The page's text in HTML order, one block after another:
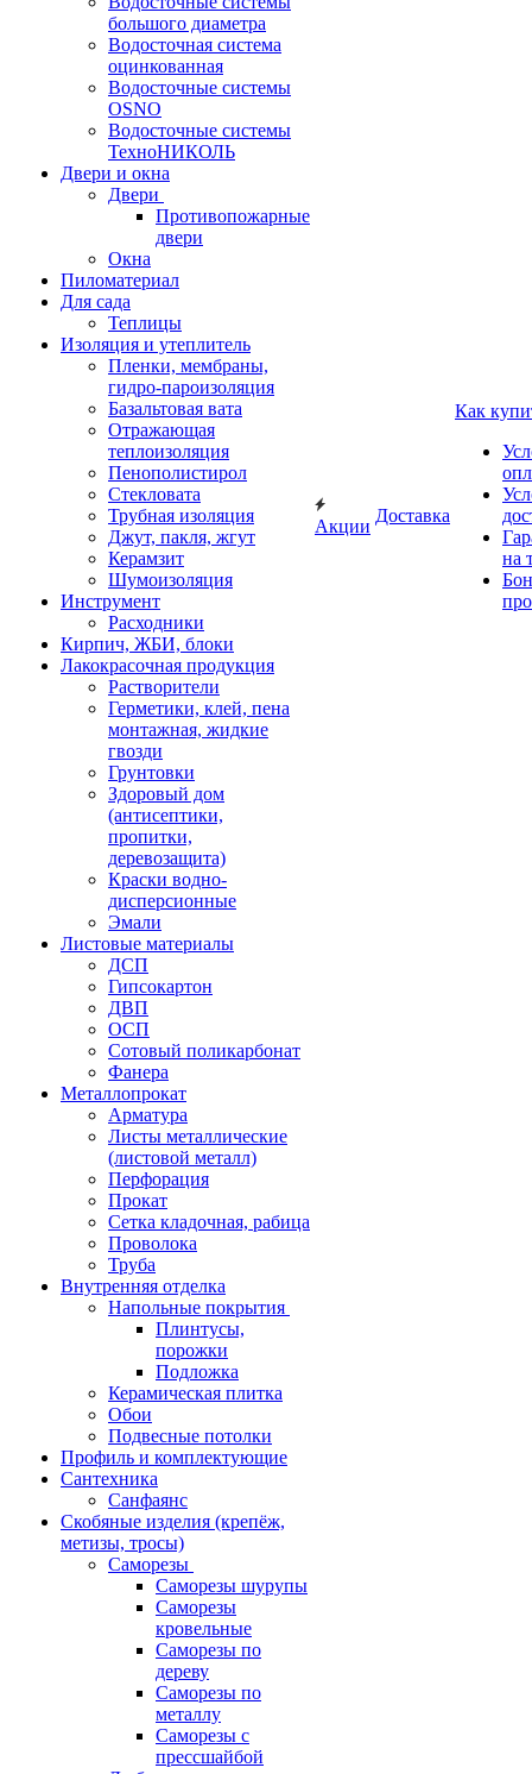
большого диаметра
Водосточная система
оцинкованная
Водосточные системы
OSNO
Водосточные системы
ТехноНИКОЛЬ
Двери и окна
Двери
Противопожарные
двери
Окна
Пиломатериал
Для сада
Теплицы
Изоляция и утеплитель
Пленки, мембраны,
гидро-пароизоляция
Базальтовая вата
Отражающая
теплоизоляция
Пенополистирол
Стекловата
Трубная изоляция
Джут, пакля, жгут
Керамзит
Шумоизоляция
Инструмент
Расходники
Кирпич, ЖБИ, блоки
Лакокрасочная продукция
Растворители
Герметики, клей, пена
монтажная, жидкие
гвозди
Грунтовки
Здоровый дом
(антисептики,
пропитки,
деревозащита)
Краски водно-
дисперсионные
Эмали
Листовые материалы
ДСП
Гипсокартон
ДВП
ОСП
Сотовый поликарбонат
Фанера
Металлопрокат
Арматура
Листы металлические
(листовой металл)
Перфорация
Прокат
Сетка кладочная, рабица
Проволока
Труба
Внутренняя отделка
Напольные покрытия
Плинтусы,
порожки
Подложка
Керамическая плитка
Обои
Подвесные потолки
Профиль и комплектующие
Сантехника
Санфаянс
Скобяные изделия (крепёж,
метизы, тросы)
Саморезы
Саморезы шурупы
Саморезы
кровельные
Саморезы по
дереву
Саморезы по
металлу
Саморезы с
прессшайбой
Акции
Доставка
Как
на